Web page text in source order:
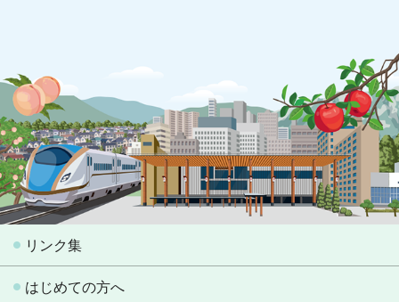
リンク集
はじめての方へ